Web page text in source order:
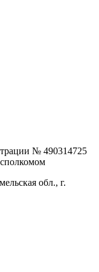
№ 490314725
обл., г.